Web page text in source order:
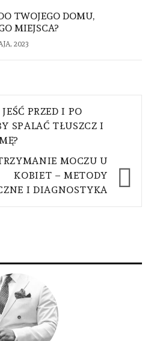
TWOJEGO DOMU,
MIEJSCA?
2023
JEŚĆ PRZED I PO
SPALAĆ TŁUSZCZ I
MOCZU U
KOBIET – METODY
I DIAGNOSTYKA